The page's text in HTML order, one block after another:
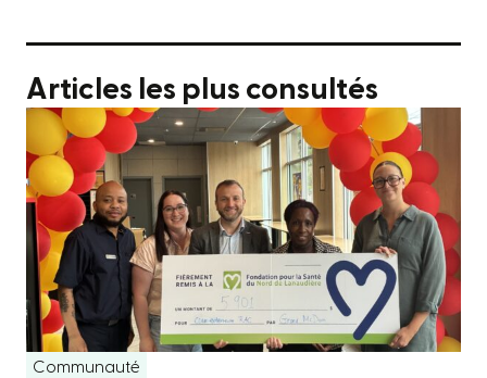
Articles les plus consultés
Communauté